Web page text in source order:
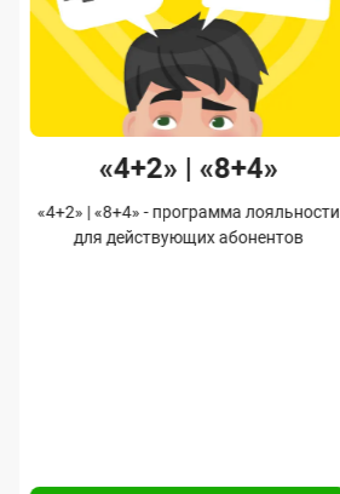
«4+2» | «8+4»
«4+2» | «8+4» - программа лояльности
для действующих абонентов